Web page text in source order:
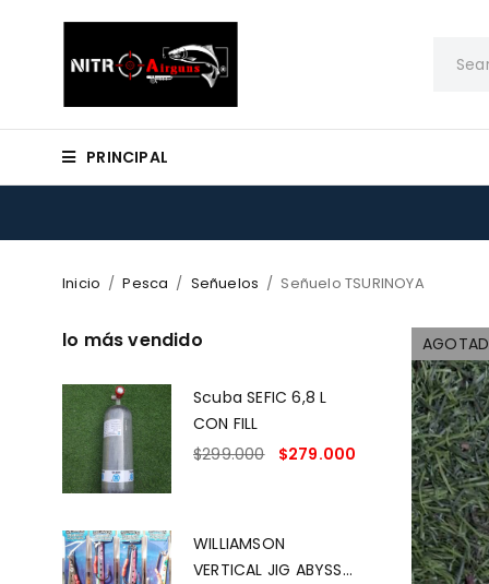
PRINCIPAL
Inicio / Pesca / Señuelos / Señuelo TSURINOYA
lo más vendido
Scuba SEFIC 6,8 L
CON FILL
$299.000 $279.000
WILLIAMSON
VERTICAL JIG ABYSS